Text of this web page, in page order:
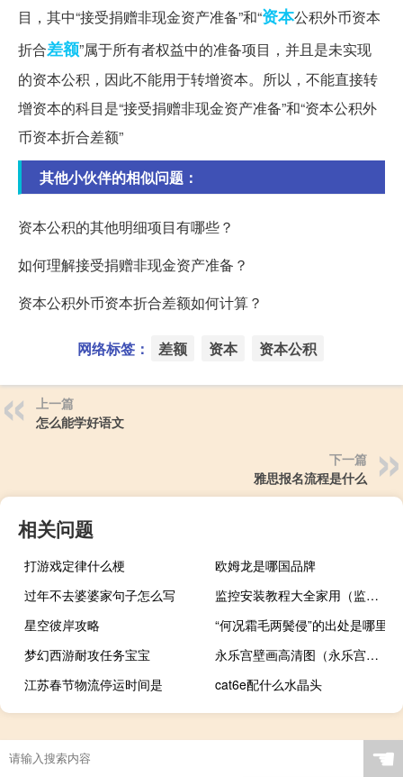
目，其中“接受捐赠非现金资产准备”和“资本公积外币资本
折合差额”属于所有者权益中的准备项目，并且是未实现
的资本公积，因此不能用于转增资本。所以，不能直接转
增资本的科目是“接受捐赠非现金资产准备”和“资本公积外
币资本折合差额”
其他小伙伴的相似问题：
资本公积的其他明细项目有哪些？
如何理解接受捐赠非现金资产准备？
资本公积外币资本折合差额如何计算？
网络标签： 差额 资本 资本公积
上一篇
怎么能学好语文
下一篇
雅思报名流程是什么
相关问题
打游戏定律什么梗
欧姆龙是哪国品牌
过年不去婆婆家句子怎么写
监控安装教程大全家用（监控安装教程）
星空彼岸攻略
“何况霜毛两鬓侵”的出处是哪里
梦幻西游耐攻任务宝宝
永乐宫壁画高清图（永乐宫壁画简介）
江苏春节物流停运时间是
cat6e配什么水晶头
☚